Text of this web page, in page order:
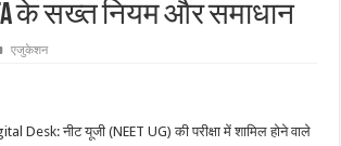
के सख्त नियम और समाधान
एजुकेशन
Desk: नीट यूजी (NEET UG) की परीक्षा में शामिल होने वाले